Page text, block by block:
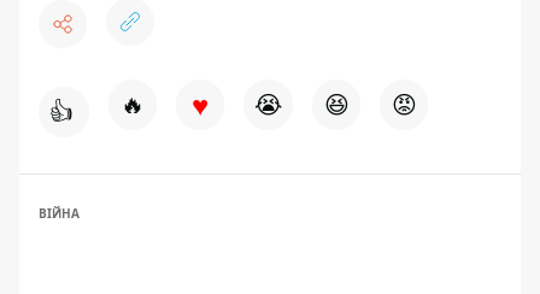
👍 🔥 ♥ 😭 😆 😡
ВІЙНА